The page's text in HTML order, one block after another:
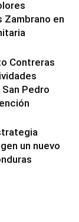
Zambrano en
Contreras
Pedro
un nuevo